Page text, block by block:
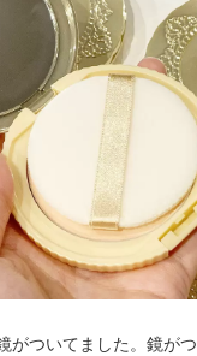
がついてました。鏡が